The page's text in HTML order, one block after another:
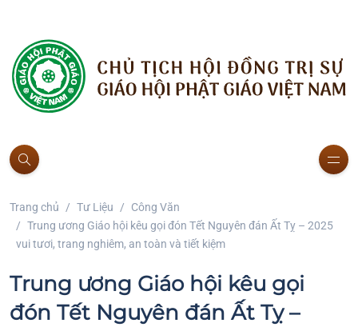
Trang chủ Tư Liệu
Công Văn
Trung ương Giáo hội kêu gọi đón Tết Nguyên đán Ất Tỵ – 2025
vui tươi, trang nghiêm, an toàn và tiết kiệm
Trung ương Giáo hội kêu gọi
đón Tết Nguyên đán Ất Tỵ –